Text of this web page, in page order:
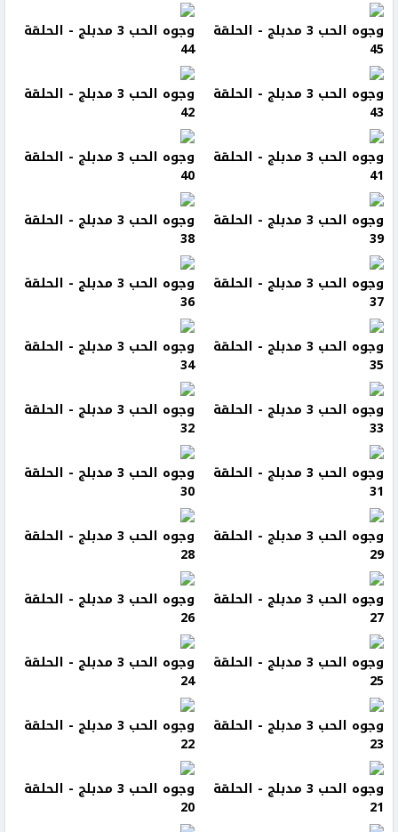
وجوه الحب 3 مدبلج - الحلقة
45
وجوه الحب 3 مدبلج - الحلقة
44
وجوه الحب 3 مدبلج - الحلقة
43
وجوه الحب 3 مدبلج - الحلقة
42
وجوه الحب 3 مدبلج - الحلقة
41
وجوه الحب 3 مدبلج - الحلقة
40
وجوه الحب 3 مدبلج - الحلقة
39
وجوه الحب 3 مدبلج - الحلقة
38
وجوه الحب 3 مدبلج - الحلقة
37
وجوه الحب 3 مدبلج - الحلقة
36
وجوه الحب 3 مدبلج - الحلقة
35
وجوه الحب 3 مدبلج - الحلقة
34
وجوه الحب 3 مدبلج - الحلقة
33
وجوه الحب 3 مدبلج - الحلقة
32
وجوه الحب 3 مدبلج - الحلقة
31
وجوه الحب 3 مدبلج - الحلقة
30
وجوه الحب 3 مدبلج - الحلقة
29
وجوه الحب 3 مدبلج - الحلقة
28
وجوه الحب 3 مدبلج - الحلقة
27
وجوه الحب 3 مدبلج - الحلقة
26
وجوه الحب 3 مدبلج - الحلقة
25
وجوه الحب 3 مدبلج - الحلقة
24
وجوه الحب 3 مدبلج - الحلقة
23
وجوه الحب 3 مدبلج - الحلقة
22
وجوه الحب 3 مدبلج - الحلقة
21
وجوه الحب 3 مدبلج - الحلقة
20